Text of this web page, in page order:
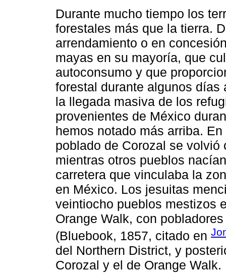
Durante mucho tiempo los
forestales más que la tierra.
arrendamiento o en
mayas en su mayoría, que
autoconsumo y que
forestal durante algunos
la llegada masiva de los
provenientes de México
hemos notado más arriba.
poblado de Corozal se
mientras otros pueblos
carretera que vinculaba la
en México. Los jesuitas
veintiocho pueblos mestizos
Orange Walk, con
(Bluebook, 1857, citado en
del Northern District, y
Corozal y el de Orange Walk.